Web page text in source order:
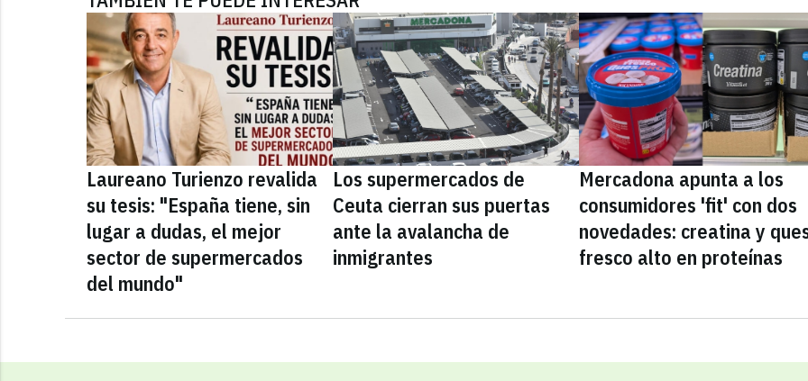
Laureano Turienzo revalida
su tesis: "España tiene, sin
lugar a dudas, el mejor
sector de supermercados
del mundo"
Los supermercados de
Ceuta cierran sus puertas
ante la avalancha de
inmigrantes
Mercadona apunta a los
consumidores 'fit' con dos
novedades: creatina y
fresco alto en proteínas